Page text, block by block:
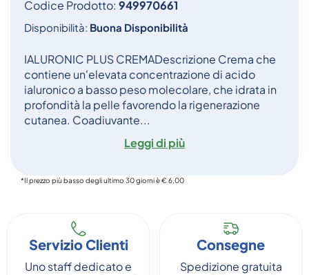
Codice Prodotto: 949970661
Disponibilità: Buona Disponibilità
IALURONIC PLUS CREMADescrizione Crema che
contiene un'elevata concentrazione di acido
ialuronico a basso peso molecolare, che idrata in
profondità la pelle favorendo la rigenerazione
cutanea. Coadiuvante...
Leggi di più
*Il prezzo più basso degli ultimo 30 giorni è € 6,00
Servizio Clienti
Uno staff dedicato e
Consegne
Spedizione gratuita